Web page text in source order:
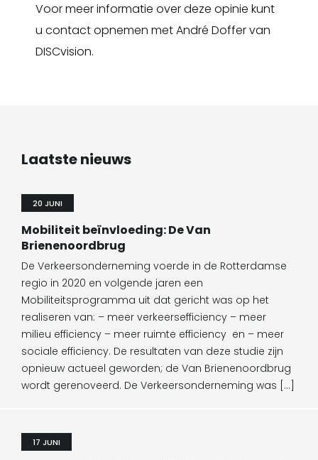
Voor meer informatie over deze opinie kunt
u contact opnemen met André Doffer van
DISCvision.
Laatste nieuws
20 JUNI
Mobiliteit beïnvloeding: De Van
Brienenoordbrug
De Verkeersonderneming voerde in de Rotterdamse
regio in 2020 en volgende jaren een
Mobiliteitsprogramma uit dat gericht was op het
realiseren van: – meer verkeersefficiency – meer
milieu efficiency – meer ruimte efficiency en – meer
sociale efficiency. De resultaten van deze studie zijn
opnieuw actueel geworden; de Van Brienenoordbrug
wordt gerenoveerd. De Verkeersonderneming was […]
17 JUNI